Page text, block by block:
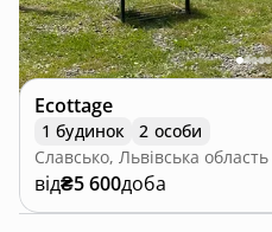
Ecottage
1 будинок
2 особи
Славсько, Львівська область
від₴5 600доба